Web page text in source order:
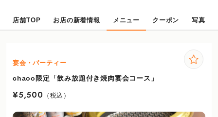
店舗TOP お店の新着情報 メニュー クーポン 写真
宴会・パーティー
chaoo限定「飲み放題付き焼肉宴会コース」
¥5,500 （税込）